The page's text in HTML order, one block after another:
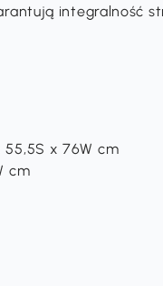
integralność
x 76W cm
cm